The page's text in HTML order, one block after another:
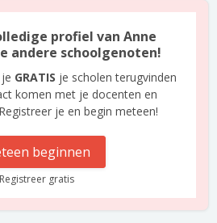
profiel van Anne
andere schoolgenoten!
GRATIS je scholen terugvinden
komen met je docenten en
je en begin meteen!
beginnen
Registreer gratis